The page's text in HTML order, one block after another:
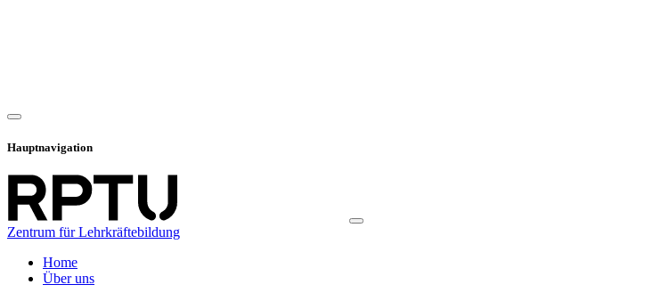
Hauptnavigation
Zentrum für Lehrkräftebildung
Home
Über uns